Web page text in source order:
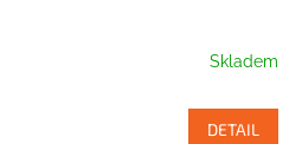
Skladem
DETAIL